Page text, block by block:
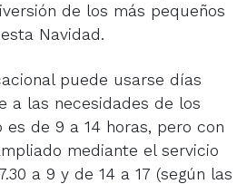
de los más pequeños
Navidad.
puede usarse días
a las necesidades de los
es de 9 a 14 horas, pero con
mediante el servicio
a 9 y de 14 a 17 (según las